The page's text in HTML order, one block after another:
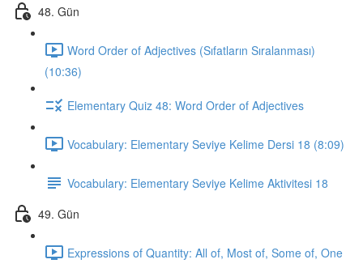
48. Gün
Word Order of Adjectives (Sıfatların Sıralanması)
(10:36)
Elementary Quiz 48: Word Order of Adjectives
Vocabulary: Elementary Seviye Kelime Dersi 18 (8:09)
Vocabulary: Elementary Seviye Kelime Aktivitesi 18
49. Gün
Expressions of Quantity: All of, Most of, Some of, One